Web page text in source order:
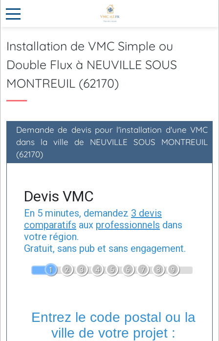
Installation de VMC Simple ou
Double Flux à NEUVILLE SOUS
MONTREUIL (62170)
Demande de devis pour l'installation d'une VMC
dans la ville de NEUVILLE SOUS MONTREUIL
(62170)
Devis VMC
En 5 minutes, demandez 3 devis
comparatifs aux professionnels dans
votre région.
Gratuit, sans pub et sans engagement.
1 2 3 4 5 6 7 8 9
Entrez le code postal ou la
ville de votre projet :